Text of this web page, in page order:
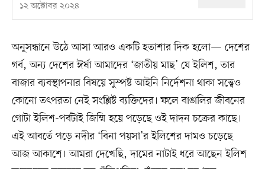
১২ অক্টোবর ২০২৪
অনুসন্ধানে উঠে আসা আরও একটি হতাশার দিক হলো— দেশের
গর্ব, অন্য দেশের ঈর্ষা আমাদের ‘জাতীয় মাছ’ যে ইলিশ, তার
বাজার ব্যবস্থাপনার বিষয়ে সুস্পষ্ট আইনি নির্দেশনা থাকা সত্ত্বেও
কোনো তৎপরতা নেই সংশ্লিষ্ট ব্যক্তিদের। ফলে বাঙালির জীবনের
গোটা ইলিশ-পর্বটাই জিম্মি হয়ে পড়েছে ওই দাদন চক্রের কাছে।
এই আবর্তে পড়ে নদীর ‘বিনা পয়সা’র ইলিশের দামও চড়েছে
আজ আকাশে। আমরা দেখেছি, দামের নাটাই ধরে আছেন ইলিশ